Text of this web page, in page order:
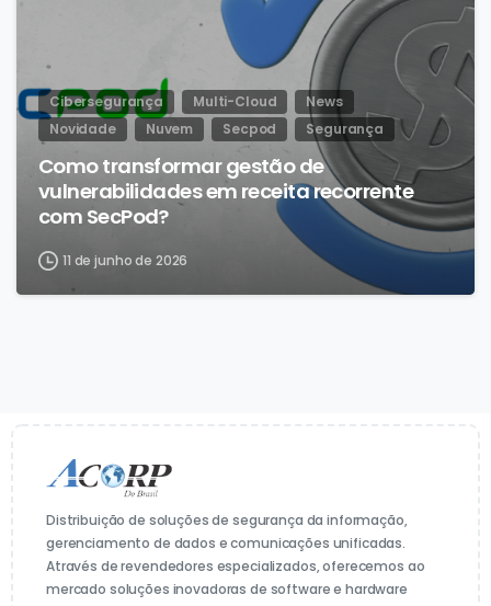
Cibersegurança Multi-Cloud
News
Novidade
Nuvem Secpod Segurança
Como transformar gestão de
vulnerabilidades em receita recorrente
com SecPod?
11 de junho de 2026
Distribuição de soluções de segurança da informação,
gerenciamento de dados e comunicações unificadas.
Através de revendedores especializados, oferecemos ao
mercado soluções inovadoras de software e hardware